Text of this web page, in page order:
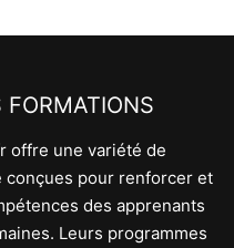
FORMATIONS
offre une variété de
conçues pour renforcer et
des apprenants
Leurs programmes